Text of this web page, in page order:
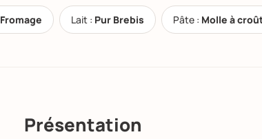
Fromage Lait : Pur Brebis Pâte : Molle à
Présentation